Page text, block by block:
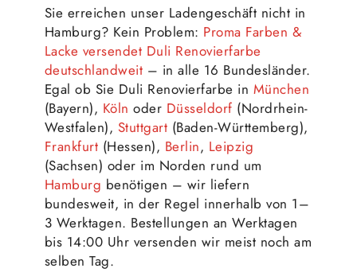
Sie erreichen unser Ladengeschäft nicht in
Hamburg? Kein Problem: Proma Farben &
Lacke versendet Duli Renovierfarbe
deutschlandweit – in alle 16 Bundesländer.
Egal ob Sie Duli Renovierfarbe in München
(Bayern), Köln oder Düsseldorf (Nordrhein-
Westfalen), Stuttgart (Baden-Württemberg),
Frankfurt (Hessen), Berlin, Leipzig
(Sachsen) oder im Norden rund um
Hamburg benötigen – wir liefern
bundesweit, in der Regel innerhalb von 1–
3 Werktagen. Bestellungen an Werktagen
bis 14:00 Uhr versenden wir meist noch am
selben Tag.